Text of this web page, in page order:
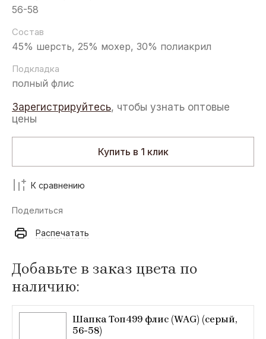
56-58
Состав
45% шерсть, 25% мохер, 30% полиакрил
Подкладка
полный флис
Зарегистрируйтесь, чтобы узнать оптовые
цены
Купить в 1 клик
К сравнению
Поделиться
Распечатать
Добавьте в заказ цвета по
наличию:
Шапка Топ499 флис (WAG) (серый,
56-58)